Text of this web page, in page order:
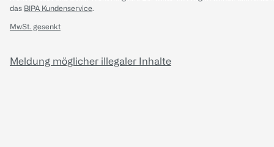
das BIPA Kundenservice.
MwSt. gesenkt
Meldung möglicher illegaler Inhalte